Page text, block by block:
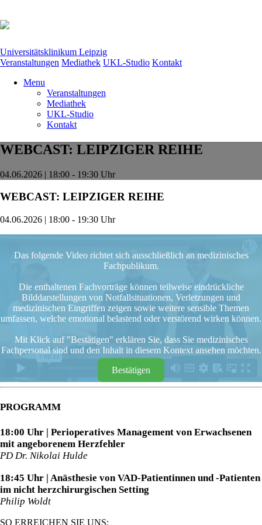
Universitätsklinikum Leipzig
Veranstaltungen Mediathek UKL-Studio Kontakt
Menu
Veranstaltungen
Mediathek
UKL-Studio
Kontakt
WEBCAST: LEIPZIGER REIHE
04.06.2026 | 18:00 - 19:30 Uhr
WEBCAST: LEIPZIGER REIHE
04.06.2026 | 18:00 - 19:30 Uhr
Das folgende Video richtet sich ausschließlich an medizinisches
Fachpublikum.
Die enthaltenen Fachvorträge können teilweise eindrückliche
Bilddarstellungen von Notfallsituationen, Verletzungen und
medizinischen Eingriffen zeigen sowie weitere sensible Themen
umfassen, welche emotional belastend oder verstörend wirken können.
Mit Klick auf "Bestätigen" erklären Sie, dass Sie medizinisches
Fachpersonal sind und den Inhalt in diesem Kontext ansehen möchten.
Bestätigen
PROGRAMM
18:00 Uhr | Perioperatives Management von Erwachsenen
mit angeborenem Herzfehler
PD Dr. Nikolai Hulde
18:45 Uhr | Anästhesie von VAD-Patientinnen und -Patienten
im nicht herzchirurgischen Setting
Philip Woldt
SO ERREICHEN SIE UNS: